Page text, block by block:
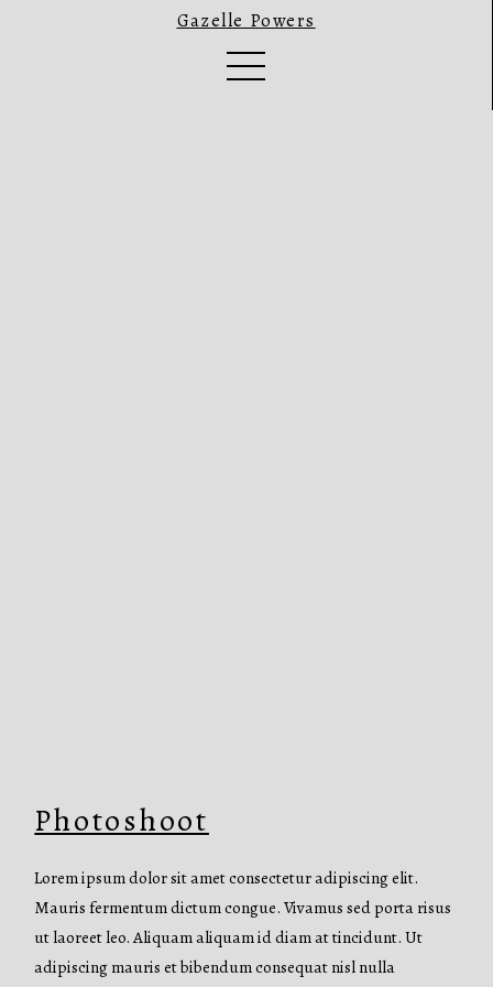
Gazelle Powers
Photoshoot
Lorem ipsum dolor sit amet consectetur adipiscing elit.
Mauris fermentum dictum congue. Vivamus sed porta risus
ut laoreet leo. Aliquam aliquam id diam at tincidunt. Ut
adipiscing mauris et bibendum consequat nisl nulla